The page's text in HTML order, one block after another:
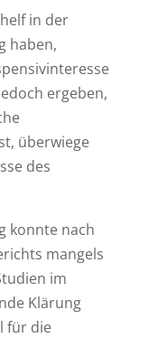
in der
haben,
ergeben,
überwiege
des
konnte nach
mangels
im
Klärung
für die